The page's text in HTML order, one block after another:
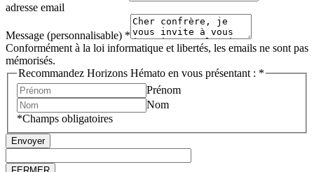
adresse email
Message (personnalisable) *
Conformément à la loi informatique et libertés, les emails ne sont pas
mémorisés.
Recommandez Horizons Hémato en vous présentant : *
Prénom
Nom
*Champs obligatoires
Envoyer